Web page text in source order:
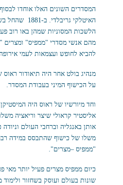
המסדרים השונים האלו אוחדו
האיטלקי
הלשכות המסוניות שמהן באו רוב
מהם אנשי מסדרי "ממפיס" ומצרים
להביא לחופש ועצמאות לעמי
מנהיג בולט אחר היה תיאודור
על הכישוף המיני בעבודת המסדר.
וחד מיורשיו של ראוס היה
אליסטיר קראולי שיצר וריאציה
אותן באנגליה וברחבי העולם
משלו של כישוף שהתבסס במידה
"ממפיס –מצרים".
כיום ממפיס מצרים פעיל יותר
שונות בעולם ועוסק בשחזור